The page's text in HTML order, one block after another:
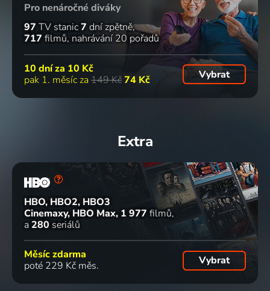
Pro nenáročné diváky
97 TV stanic7 dní zpětně
717 filmů nahrávání 20 pořadů
10 dní za 10 Kč
pak 1. měsíc za 149 Kč74 Kč Vybrat
Extra
HBO, HBO2, HBO3
Cinemaxy, HBO Max 1 977 filmů
a 280 seriálů
Měsíc zdarma
poté 229 Kč měs.
Vybrat